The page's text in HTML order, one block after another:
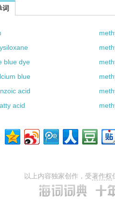
相关资料：
词
blue dye
blue
acid
acid
以上内容独家创作，受著作权